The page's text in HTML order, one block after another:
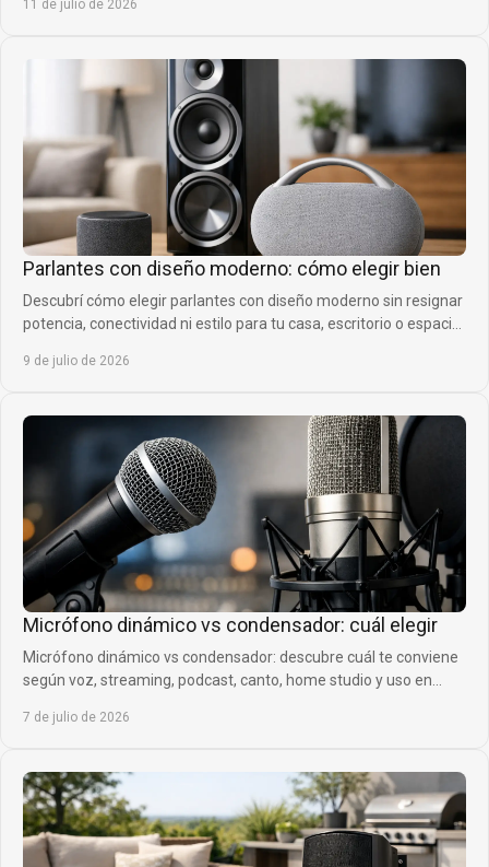
11 de julio de 2026
Parlantes con diseño moderno: cómo elegir bien
Descubrí cómo elegir parlantes con diseño moderno sin resignar
potencia, conectividad ni estilo para tu casa, escritorio o espacio
9 de julio de 2026
Micrófono dinámico vs condensador: cuál elegir
Micrófono dinámico vs condensador: descubre cuál te conviene
según voz, streaming, podcast, canto, home studio y uso en
7 de julio de 2026